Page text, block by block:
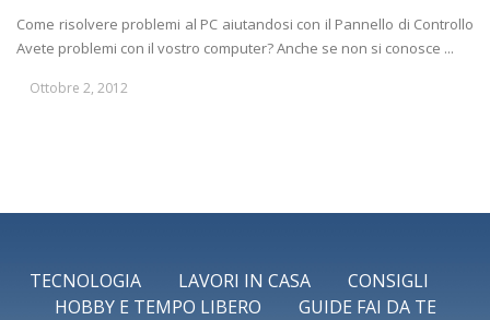
Come risolvere problemi al PC aiutandosi con il Pannello di Controllo
Avete problemi con il vostro computer? Anche se non si conosce ...
Ottobre 2, 2012
TECNOLOGIA LAVORI IN CASA
CONSIGLI
HOBBY E TEMPO LIBERO
GUIDE FAI DA TE